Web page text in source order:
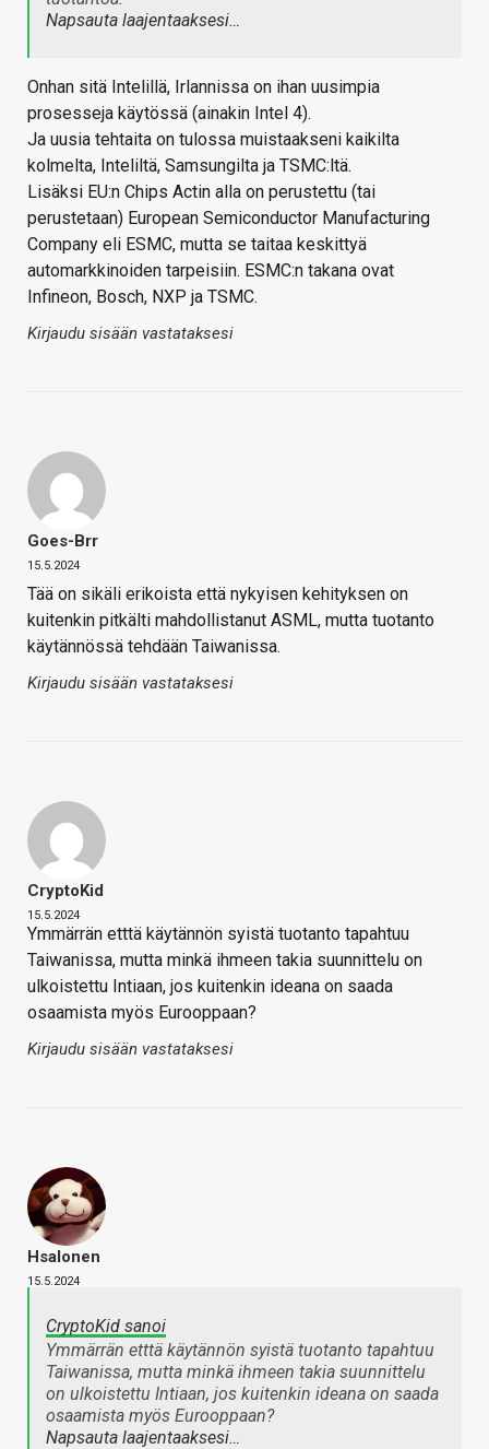
Napsauta laajentaaksesi…
Onhan sitä Intelillä, Irlannissa on ihan uusimpia
prosesseja käytössä (ainakin Intel 4).
Ja uusia tehtaita on tulossa muistaakseni kaikilta
kolmelta, Inteliltä, Samsungilta ja TSMC:ltä.
Lisäksi EU:n Chips Actin alla on perustettu (tai
perustetaan) European Semiconductor Manufacturing
Company eli ESMC, mutta se taitaa keskittyä
automarkkinoiden tarpeisiin. ESMC:n takana ovat
Infineon, Bosch, NXP ja TSMC.
Kirjaudu sisään vastataksesi
Goes-Brr
15.5.2024
Tää on sikäli erikoista että nykyisen kehityksen on
kuitenkin pitkälti mahdollistanut ASML, mutta tuotanto
käytännössä tehdään Taiwanissa.
Kirjaudu sisään vastataksesi
CryptoKid
15.5.2024
Ymmärrän etttä käytännön syistä tuotanto tapahtuu
Taiwanissa, mutta minkä ihmeen takia suunnittelu on
ulkoistettu Intiaan, jos kuitenkin ideana on saada
osaamista myös Eurooppaan?
Kirjaudu sisään vastataksesi
Hsalonen
15.5.2024
CryptoKid sanoi
Ymmärrän etttä käytännön syistä tuotanto tapahtuu
Taiwanissa, mutta minkä ihmeen takia suunnittelu
on ulkoistettu Intiaan, jos kuitenkin ideana on saada
osaamista myös Eurooppaan?
Napsauta laajentaaksesi…